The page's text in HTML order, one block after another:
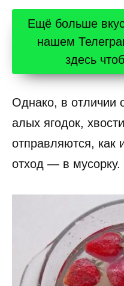
Ещё больше
нашем
здесь
Однако, в отличии
алых ягодок,
отправляются,
отход — в мусорку.